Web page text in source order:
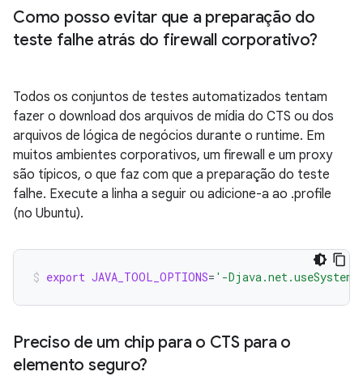
Como posso evitar que a preparação do
teste falhe atrás do firewall corporativo?
Todos os conjuntos de testes automatizados tentam
fazer o download dos arquivos de mídia do CTS ou dos
arquivos de lógica de negócios durante o runtime. Em
muitos ambientes corporativos, um firewall e um proxy
são típicos, o que faz com que a preparação do teste
falhe. Execute a linha a seguir ou adicione-a ao .profile
(no Ubuntu).
export JAVA_TOOL_OPTIONS= '-
Preciso de um chip para o CTS para o
elemento seguro?